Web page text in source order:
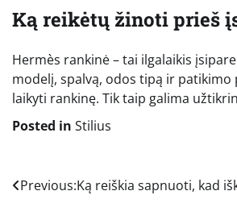
Ką reikėtų žinoti prieš
Hermès rankinė – tai ilgalaikis
modelį, spalvą, odos tipą ir
laikyti rankinę. Tik taip galima
Posted in Stilius
Navigacija
Previous:Ką reiškia sapnuoti, kad